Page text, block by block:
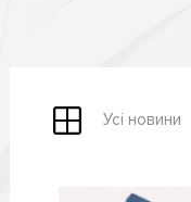
Усі новини